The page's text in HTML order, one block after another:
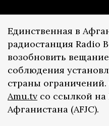
Единственная в
радиостанция Radio
возобновить
соблюдения
страны
Amu.tv со ссылкой
Афганистана (AFJC).